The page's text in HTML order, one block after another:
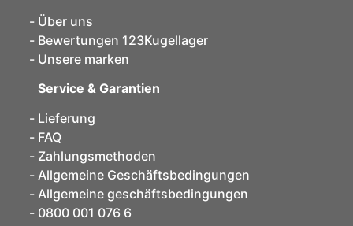
Über uns
Bewertungen 123Kugellager
Unsere marken
Service & Garantien
Lieferung
FAQ
Zahlungsmethoden
Allgemeine Geschäftsbedingungen
Allgemeine geschäftsbedingungen
0800 001 076 6